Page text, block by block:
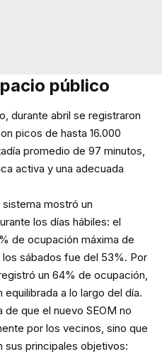
público
durante abril se registraron
picos de hasta 16.000
promedio de 97 minutos,
activa y una adecuada
mostró un
los días hábiles: el
de ocupación máxima de
sábados fue del 53%. Por
un 64% de ocupación,
a lo largo del día.
que el nuevo SEOM no
por los vecinos, sino que
sus principales objetivos: